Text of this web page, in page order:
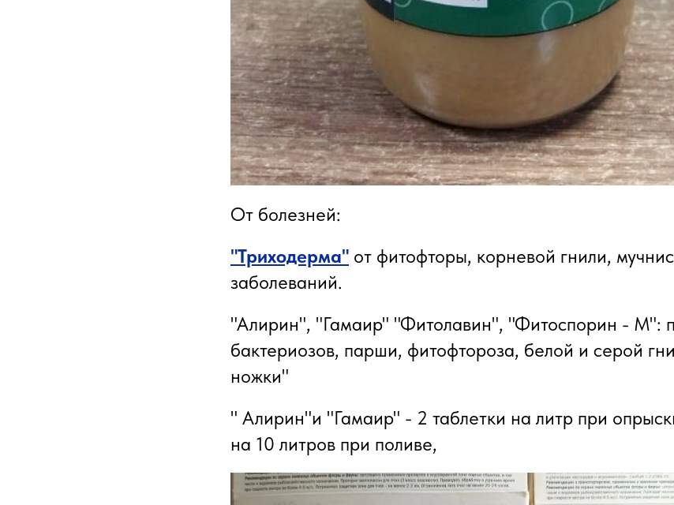
От болезней:
"Триходерма" от фитофторы, корневой гнили,
заболеваний.
"Алирин", "Гамаир" "Фитолавин", "Фитоспорин - М":
бактериозов, парши, фитофтороза, белой и серой
ножки"
" Алирин"и "Гамаир" - 2 таблетки на литр при
на 10 литров при поливе,